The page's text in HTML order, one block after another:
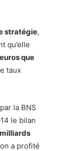
stratégie,
qu’elle
que
taux
la BNS
le bilan
a profité